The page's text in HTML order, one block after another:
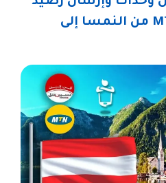
موبايل سيريتل وMTN من النمسا إلى